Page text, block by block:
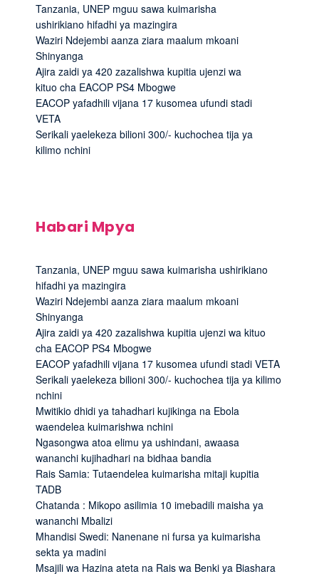
Tanzania, UNEP mguu sawa kuimarisha
ushirikiano hifadhi ya mazingira
Waziri Ndejembi aanza ziara maalum mkoani
Shinyanga
Ajira zaidi ya 420 zazalishwa kupitia ujenzi wa
kituo cha EACOP PS4 Mbogwe
EACOP yafadhili vijana 17 kusomea ufundi stadi
VETA
Serikali yaelekeza bilioni 300/- kuchochea tija ya
kilimo nchini
Habari Mpya
Tanzania, UNEP mguu sawa kuimarisha ushirikiano
hifadhi ya mazingira
Waziri Ndejembi aanza ziara maalum mkoani
Shinyanga
Ajira zaidi ya 420 zazalishwa kupitia ujenzi wa kituo
cha EACOP PS4 Mbogwe
EACOP yafadhili vijana 17 kusomea ufundi stadi VETA
Serikali yaelekeza bilioni 300/- kuchochea tija ya kilimo
nchini
Mwitikio dhidi ya tahadhari kujikinga na Ebola
waendelea kuimarishwa nchini
Ngasongwa atoa elimu ya ushindani, awaasa
wananchi kujihadhari na bidhaa bandia
Rais Samia: Tutaendelea kuimarisha mitaji kupitia
TADB
Chatanda : Mikopo asilimia 10 imebadili maisha ya
wananchi Mbalizi
Mhandisi Swedi: Nanenane ni fursa ya kuimarisha
sekta ya madini
Msajili wa Hazina ateta na Rais wa Benki ya Biashara